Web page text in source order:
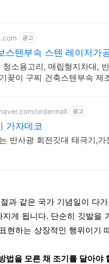
광고
스텐부속 스텐 레이저가
청소용고리, 매립형지차대,
꽂이 구찌 건축스텐부속 제
ordermall 광고
가자데코
게양용 차량용, 깃대 깃
과 같은 국가 기념일이 다
지게 됩니다. 단순히 깃발을
현하는 상징적인 행위이기
법을 모른 채 조기를 달아야